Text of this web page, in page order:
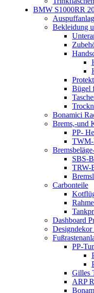
BMW S1000RR
Bekleidung
Bügel
Bonamici
Brems,-und
PP-
SBS-
TRW-
Carbonteile
Dashboard
PP-
Gilles
ARP